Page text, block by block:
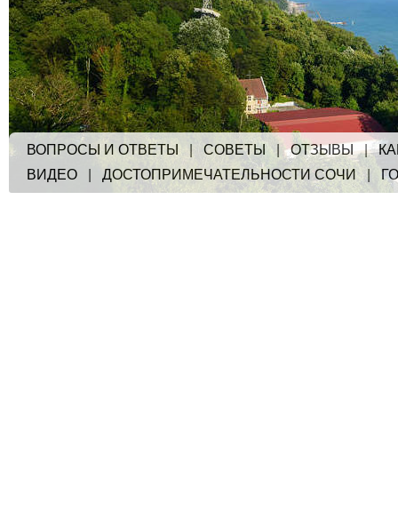
ВОПРОСЫ И ОТВЕТЫ СОВЕТЫ |ОТЗЫВЫ |
ВИДЕО
ДОСТОПРИМЕЧАТЕЛЬНОСТИ СОЧИ